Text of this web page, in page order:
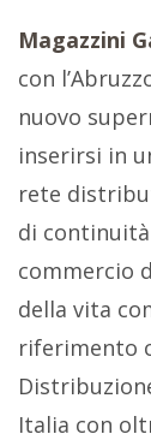
Magazzini
con
nuovo
inserirsi in
rete
di
commercio
della vita
riferimento
Italia con